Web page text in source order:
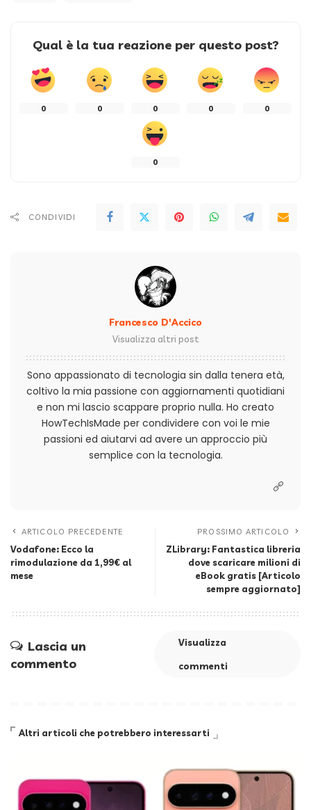
Qual è la tua reazione per questo post?
0 0 0 0 0
0
CONDIVIDI
Francesco D'Accico
Visualizza altri post
Sono appassionato di tecnologia sin dalla tenera età,
coltivo la mia passione con aggiornamenti quotidiani
e non mi lascio scappare proprio nulla. Ho creato
HowTechIsMade per condividere con voi le mie
passioni ed aiutarvi ad avere un approccio più
semplice con la tecnologia.
ARTICOLO PRECEDENTE
Vodafone: Ecco la
rimodulazione da 1,99€ al
mese
PROSSIMO ARTICOLO
ZLibrary: Fantastica libreria
dove scaricare milioni di
eBook gratis [Articolo
sempre aggiornato]
Lascia un
commento
Visualizza
commenti
Altri articoli che potrebbero interessarti